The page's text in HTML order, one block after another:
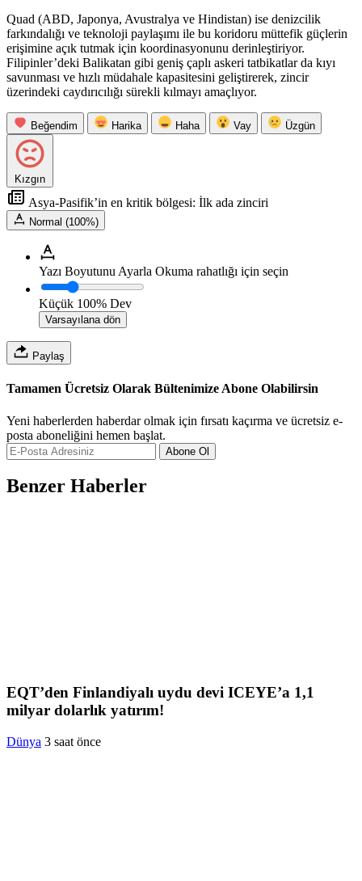
Quad (ABD, Japonya, Avustralya ve Hindistan) ise denizcilik
farkındalığı ve teknoloji paylaşımı ile bu koridoru müttefik güçlerin
erişimine açık tutmak için koordinasyonunu derinleştiriyor.
Filipinler’deki Balikatan gibi geniş çaplı askeri tatbikatlar da kıyı
savunması ve hızlı müdahale kapasitesini geliştirerek, zincir
üzerindeki caydırıcılığı sürekli kılmayı amaçlıyor.
Beğendim Harika Haha Vay Üzgün
Kızgın
Asya-Pasifik’in en kritik bölgesi: İlk ada zinciri
Normal (100%)
Yazı Boyutunu Ayarla Okuma rahatlığı için seçin
Küçük 100% Dev
Varsayılana dön
Paylaş
Tamamen Ücretsiz Olarak Bültenimize Abone Olabilirsin
Yeni haberlerden haberdar olmak için fırsatı kaçırma ve ücretsiz e-
posta aboneliğini hemen başlat.
Abone Ol
Benzer Haberler
EQT’den Finlandiyalı uydu devi ICEYE’a 1,1
milyar dolarlık yatırım!
Dünya 3 saat önce